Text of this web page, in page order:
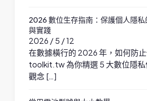
2026 數位生存指南：保護個人隱私
與實踐
2026 / 5 / 12
在數據橫行的 2026 年，如何防
toolkit.tw 為你精選 5 大數位隱
觀念 […]